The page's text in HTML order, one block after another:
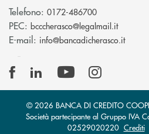
Telefono: 0172-486700
PEC: bcccherasco@legalmail.it(si apre
E-mail: info@bancadicherasco.it(si
© 2026 BANCA DI CREDITO
Società partecipante al Gruppo IVA
02529020220 Crediti